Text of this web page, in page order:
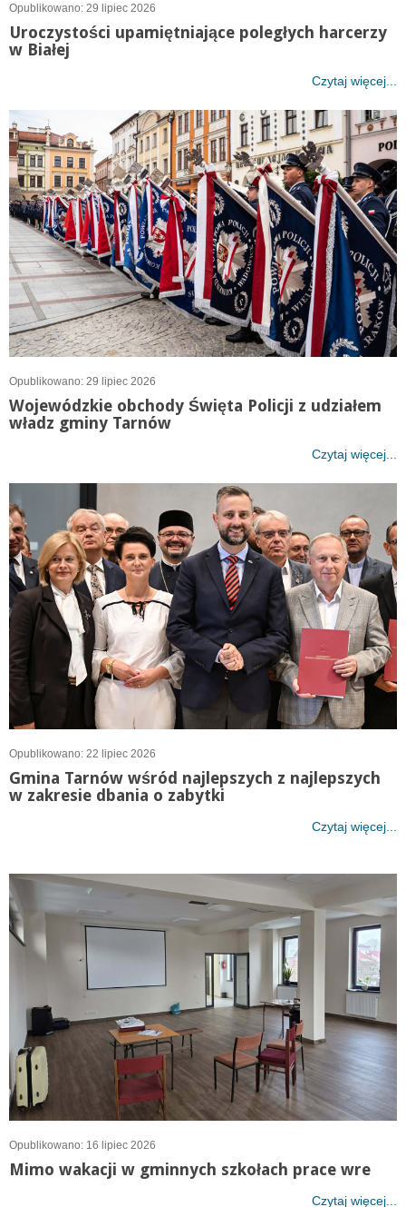
Opublikowano: 29 lipiec 2026
Uroczystości upamiętniające poległych harcerzy
w Białej
Czytaj więcej...
Opublikowano: 29 lipiec 2026
Wojewódzkie obchody Święta Policji z udziałem
władz gminy Tarnów
Czytaj więcej...
Opublikowano: 22 lipiec 2026
Gmina Tarnów wśród najlepszych z najlepszych
w zakresie dbania o zabytki
Czytaj więcej...
Opublikowano: 16 lipiec 2026
Mimo wakacji w gminnych szkołach prace wre
Czytaj więcej...